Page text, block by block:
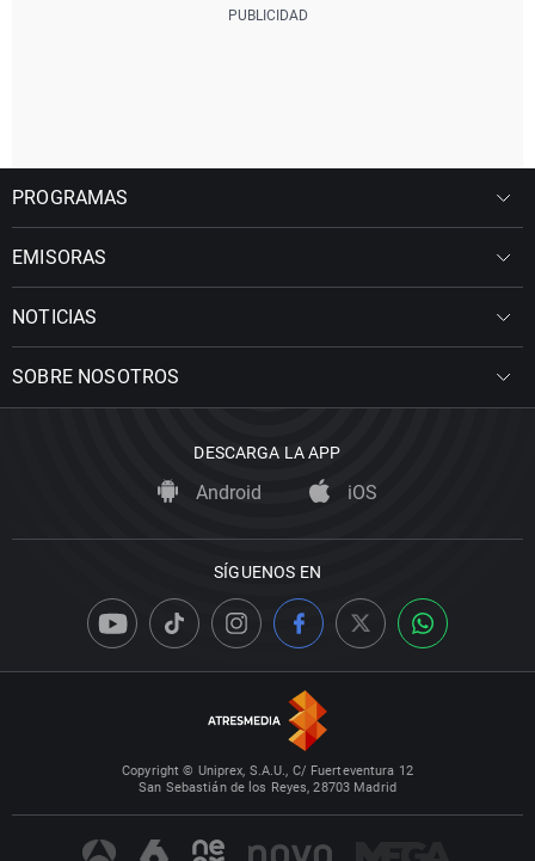
PROGRAMAS
EMISORAS
NOTICIAS
SOBRE NOSOTROS
DESCARGA LA APP
Android iOS
SÍGUENOS EN
Copyright © Uniprex, S.A.U., C/ Fuerteventura 12
San Sebastián de los Reyes, 28703 Madrid